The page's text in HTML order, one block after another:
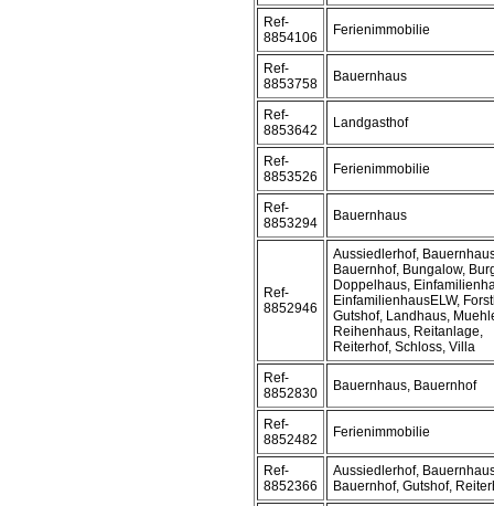
Ref-
8854106
Ferienimmobilie
Ref-
8853758
Bauernhaus
Ref-
8853642
Landgasthof
Ref-
8853526
Ferienimmobilie
Ref-
8853294
Bauernhaus
Ref-
8852946
Aussiedlerhof,
Bauernhof, Bungalow,
Doppelhaus,
EinfamilienhausELW,
Gutshof, Landhaus,
Reihenhaus, Reitanlage,
Reiterhof, Schloss, Villa
Ref-
8852830
Bauernhaus, Bauernhof
Ref-
8852482
Ferienimmobilie
Ref-
8852366
Aussiedlerhof,
Bauernhof, Gutshof,